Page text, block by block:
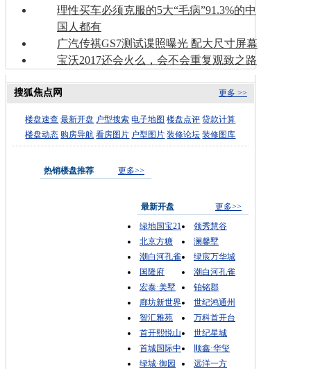
理性买车必须克服的5大“毛病”91.3%的中
国人都有
广汽传祺GS7测试谍照曝光 配大尺寸屏幕
宝沃2017还会火么，会不会重复观致之路
更多 >>
搜狐焦点网
楼盘速查 最新开盘 户型搜索 电子地图 楼盘点评 贷款计算
楼盘动态 购房导航 看房图片 户型图片 装修论坛 装修图库
热销楼盘推荐 更多>>
最新开盘
更多>>
绿地国宝21
领秀慧谷
北京方糖
澜馨墅
潮白河孔雀
绿宸万华城
国隆府
潮白河孔雀
宏泰·美墅
铂铭郡
廊坊新世界
世纪鸿通州
智汇雅苑
万科首开台
首开熙悦山
世纪星城
首城国际中
顺鑫·华玺
绿城·御园
远洋一方